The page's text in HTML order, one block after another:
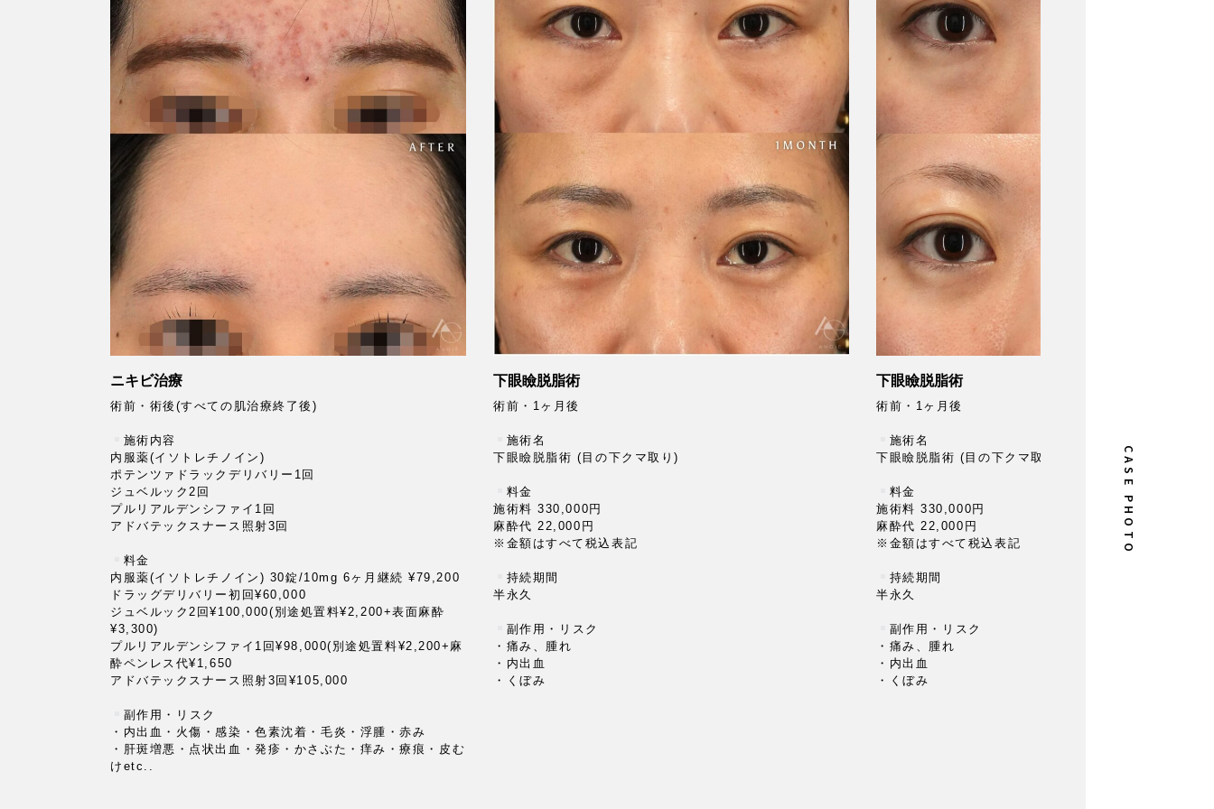
ニキビ治療
術前・術後(すべての肌治療終了後)
施術内容
内服薬(イソトレチノイン)
ポテンツァドラックデリバリー1回
ジュベルック2回
プルリアルデンシファイ1回
アドバテックスナース照射3回
料金
内服薬(イソトレチノイン) 30錠/10mg 6ヶ月継続 ¥79,200
ドラッグデリバリー初回¥60,000
ジュベルック2回¥100,000(別途処置料¥2,200+表面麻酔
¥3,300)
プルリアルデンシファイ1回¥98,000(別途処置料¥2,200+麻
酔ペンレス代¥1,650
アドバテックスナース照射3回¥105,000
副作用・リスク
・内出血・火傷・感染・色素沈着・毛炎・浮腫・赤み
・肝斑増悪・点状出血・発疹・かさぶた・痒み・療痕・皮む
けetc..
下眼瞼脱脂術
術前・1ヶ月後
施術名
下眼瞼脱脂術 (目の下クマ取り)
料金
施術料 330,000円
麻酔代 22,000円
※金額はすべて税込表記
持続期間
半永久
副作用・リスク
・痛み、腫れ
・内出血
・くぼみ
下眼瞼脱脂術
術前・1ヶ月後
施術名
下眼瞼脱脂術 (目の下クマ取り)
料金
施術料 330,000円
麻酔代 22,000円
※金額はすべて税込表記
持続期間
半永久
副作用・リスク
・痛み、腫れ
・内出血
・くぼみ